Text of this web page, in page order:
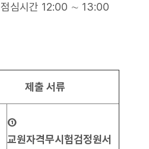
심시간 12:00 ∼ 13:00
제출 서류
①
교원자격무시험검정원서